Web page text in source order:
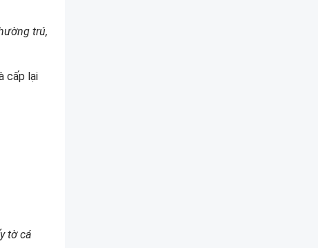
trú,
cấp lại
tờ cá